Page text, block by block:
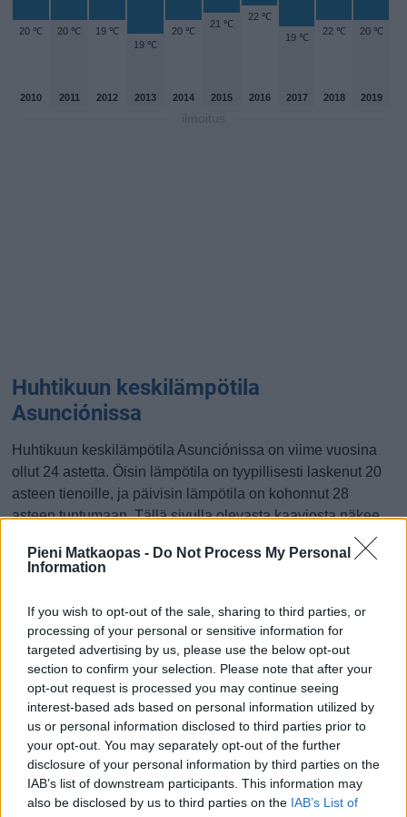
Pieni Matkaopas - Do Not Process My Personal
Information
If you wish to opt-out of the sale, sharing to third parties, or
processing of your personal or sensitive information for
targeted advertising by us, please use the below opt-out
section to confirm your selection. Please note that after your
opt-out request is processed you may continue seeing
interest-based ads based on personal information utilized by
us or personal information disclosed to third parties prior to
your opt-out. You may separately opt-out of the further
disclosure of your personal information by third parties on the
IAB’s list of downstream participants. This information may
also be disclosed by us to third parties on the IAB’s List of
20 ℃ 20 ℃ 19 ℃
19 ℃
20 ℃
21 ℃
22 ℃
19 ℃
22 ℃ 20 ℃
2010 2011 2012 2013 2014 2015 2016 2017 2018 2019
Huhtikuun keskilämpötila
Asunciónissa
Huhtikuun keskilämpötila Asunciónissa on viime vuosina
ollut 24 astetta. Öisin lämpötila on tyypillisesti laskenut 20
asteen tienoille, ja päivisin lämpötila on kohonnut 28
asteen tuntumaan. Tällä sivulla olevasta kaaviosta näkee,
huhtikuussa viime vuosina ja vaihteluväli, jolla lämpötila
Hetkellisesti Asunciónissa on silti koettu tätäkin kylmempiä
ja lämpimämpiä huhtikuisia päiviä. Esimerkiksi vuoden
2016 huhtikuussa lämpötila käväisi alimmillaan 8 asteessa
ja toisaalta vuonna 2010 huhtikuussa hätyyteltiin eräänä
poikkeuksellisen lämpimänä päivänä 37 asteen lukemia.
Entä muut kuukaudet? Miten lämmintä
Asunciónissa on ollut...
Tammikuussa Helmikuussa Maaliskuussa